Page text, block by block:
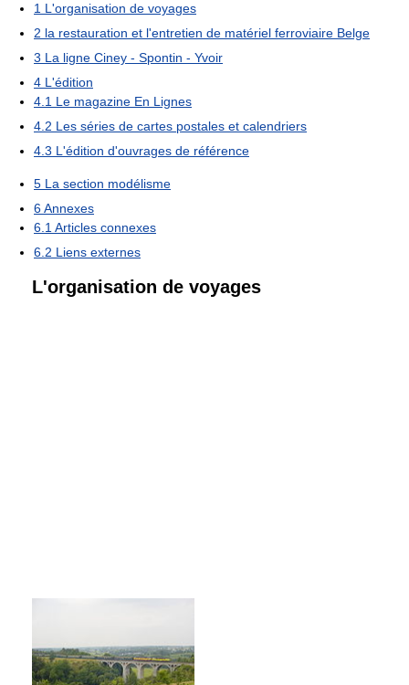
1 L'organisation de voyages
2 la restauration et l'entretien de matériel ferroviaire Belge
3 La ligne Ciney - Spontin - Yvoir
4 L'édition
4.1 Le magazine En Lignes
4.2 Les séries de cartes postales et calendriers
4.3 L'édition d'ouvrages de référence
5 La section modélisme
6Annexes
6.1 Articles connexes
6.2 Liens externes
L'organisation de voyages